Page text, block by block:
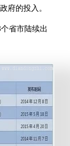
府的投入。
省市陆续出